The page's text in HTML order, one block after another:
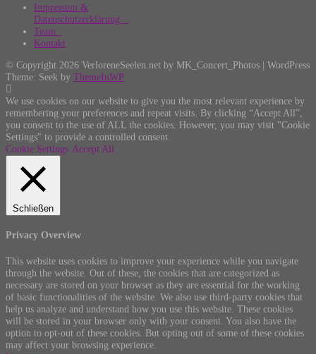
Impressum &
Datenschutzerklärung
Team
Kontakt
© Copyright 2026 VerloreneSeelen.net by MK_Concert_Photos | WordPress
Theme: Seek by ThemeInWP
We use cookies on our website to give you the most relevant experience by
remembering your preferences and repeat visits. By clicking “Accept All”,
you consent to the use of ALL the cookies. However, you may visit "Cookie
Settings" to provide a controlled consent.
Cookie Settings Accept All
Schließen
Privacy Overview
This website uses cookies to improve your experience while you navigate
through the website. Out of these, the cookies that are categorized as
necessary are stored on your browser as they are essential for the working
of basic functionalities of the website. We also use third-party cookies that
help us analyze and understand how you use this website. These cookies
will be stored in your browser only with your consent. You also have the
option to opt-out of these cookies. But opting out of some of these cookies
may affect your browsing experience.